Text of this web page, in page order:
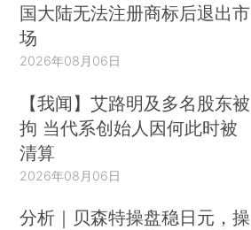
国大陆无法注册商标后退出市
场
2026年08月06日
【我闻】艾路明及多名股东被
拘 当代系创始人因何此时被
清算
2026年08月06日
分析｜贝森特操盘稳日元，操